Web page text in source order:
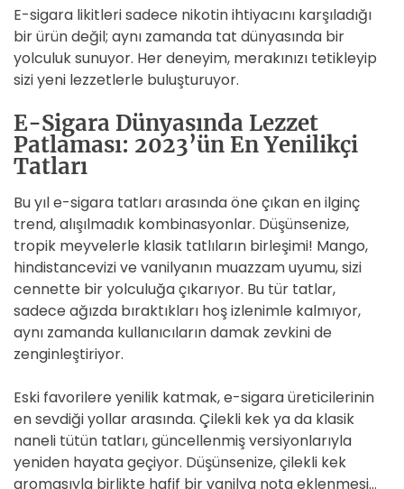
E-sigara likitleri sadece nikotin ihtiyacını karşıladığı
bir ürün değil; aynı zamanda tat dünyasında bir
yolculuk sunuyor. Her deneyim, merakınızı tetikleyip
sizi yeni lezzetlerle buluşturuyor.
E-Sigara Dünyasında Lezzet
Patlaması: 2023’ün En Yenilikçi
Tatları
Bu yıl e-sigara tatları arasında öne çıkan en ilginç
trend, alışılmadık kombinasyonlar. Düşünsenize,
tropik meyvelerle klasik tatlıların birleşimi! Mango,
hindistancevizi ve vanilyanın muazzam uyumu, sizi
cennette bir yolculuğa çıkarıyor. Bu tür tatlar,
sadece ağızda bıraktıkları hoş izlenimle kalmıyor,
aynı zamanda kullanıcıların damak zevkini de
zenginleştiriyor.
Eski favorilere yenilik katmak, e-sigara üreticilerinin
en sevdiği yollar arasında. Çilekli kek ya da klasik
naneli tütün tatları, güncellenmiş versiyonlarıyla
yeniden hayata geçiyor. Düşünsenize, çilekli kek
aromasıyla birlikte hafif bir vanilya nota eklenmesi…